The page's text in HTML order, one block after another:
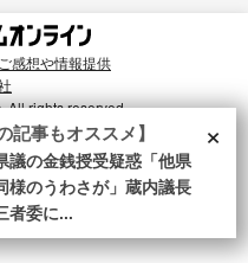
感想や情報提供
All rights reserved.
合致したコンテンツや広告配信を提供する
ライバシーポリシー をご確認ください。×
記事もオススメ】
議の金銭授受疑惑「他県
様のうわさが」蔵内議長
者委に...